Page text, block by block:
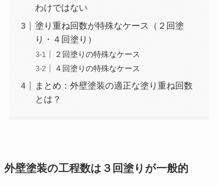
わけではない
塗り重ね回数が特殊なケース（２回塗
り・４回塗り）
２回塗りの特殊なケース
４回塗りの特殊なケース
まとめ：外壁塗装の適正な塗り重ね回数
とは？
外壁塗装の工程数は３回塗りが一般的